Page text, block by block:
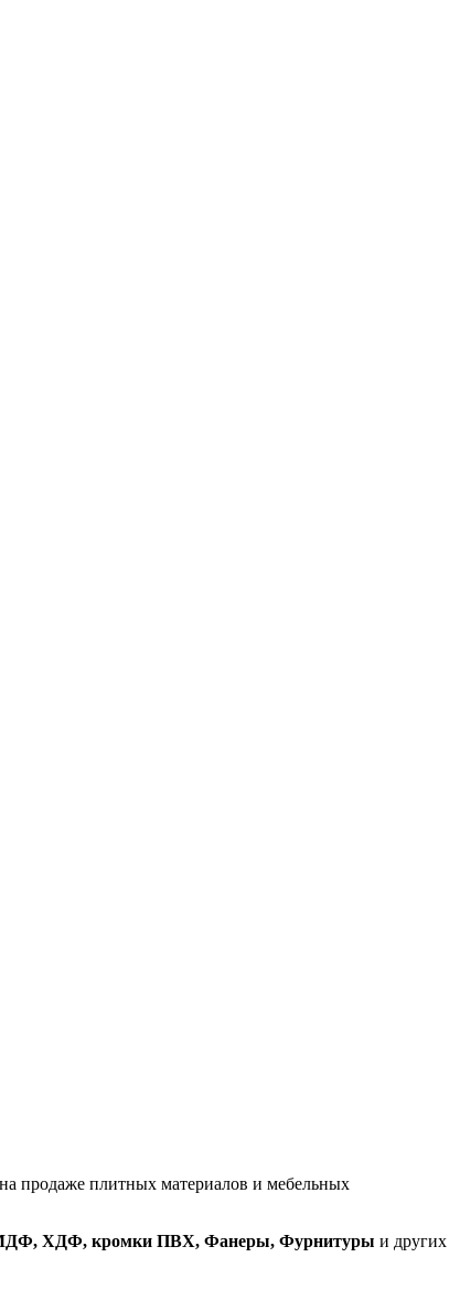
продаже плитных материалов и мебельных
ХДФ, кромки ПВХ, Фанеры, Фурнитуры и других